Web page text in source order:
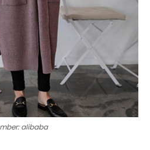
alibaba